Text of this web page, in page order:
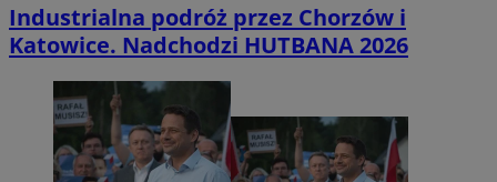
Industrialna podróż przez Chorzów i
Katowice. Nadchodzi HUTBANA 2026